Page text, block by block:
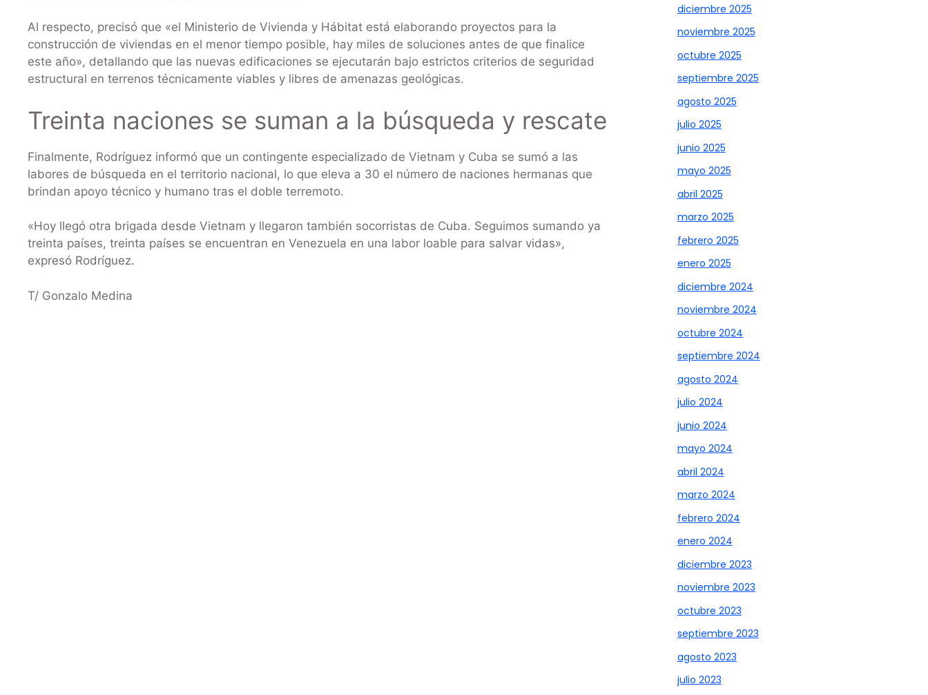
Al respecto, precisó que «el Ministerio de Vivienda y Hábitat está elaborando proyectos para la
construcción de viviendas en el menor tiempo posible, hay miles de soluciones antes de que finalice
este año», detallando que las nuevas edificaciones se ejecutarán bajo estrictos criterios de seguridad
estructural en terrenos técnicamente viables y libres de amenazas geológicas.
Treinta naciones se suman a la búsqueda y rescate
Finalmente, Rodríguez informó que un contingente especializado de Vietnam y Cuba se sumó a las
labores de búsqueda en el territorio nacional, lo que eleva a 30 el número de naciones hermanas que
brindan apoyo técnico y humano tras el doble terremoto.
«Hoy llegó otra brigada desde Vietnam y llegaron también socorristas de Cuba. Seguimos sumando ya
treinta países, treinta países se encuentran en Venezuela en una labor loable para salvar vidas»,
expresó Rodríguez.
T/ Gonzalo Medina
diciembre 2025
noviembre 2025
octubre 2025
septiembre 2025
agosto 2025
julio 2025
junio 2025
mayo 2025
abril 2025
marzo 2025
febrero 2025
enero 2025
diciembre 2024
noviembre 2024
octubre 2024
septiembre 2024
agosto 2024
julio 2024
junio 2024
mayo 2024
abril 2024
marzo 2024
febrero 2024
enero 2024
diciembre 2023
noviembre 2023
octubre 2023
septiembre 2023
agosto 2023
julio 2023